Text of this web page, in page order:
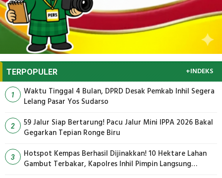
TERPOPULER +INDEKS
1
Waktu Tinggal 4 Bulan, DPRD Desak Pemkab Inhil Segera
Lelang Pasar Yos Sudarso
2
59 Jalur Siap Bertarung! Pacu Jalur Mini IPPA 2026 Bakal
Gegarkan Tepian Ronge Biru
3
Hotspot Kempas Berhasil Dijinakkan! 10 Hektare Lahan
Gambut Terbakar, Kapolres Inhil Pimpin Langsung